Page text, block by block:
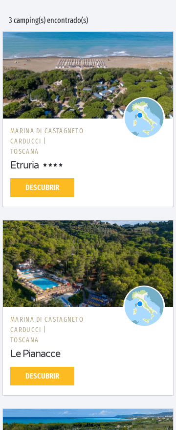
3 camping(s) encontrado(s)
MARINA DI CASTAGNETO
CARDUCCI |
TOSCANA
Etruria
DESCUBRIR
MARINA DI CASTAGNETO
CARDUCCI |
TOSCANA
Le Pianacce
DESCUBRIR